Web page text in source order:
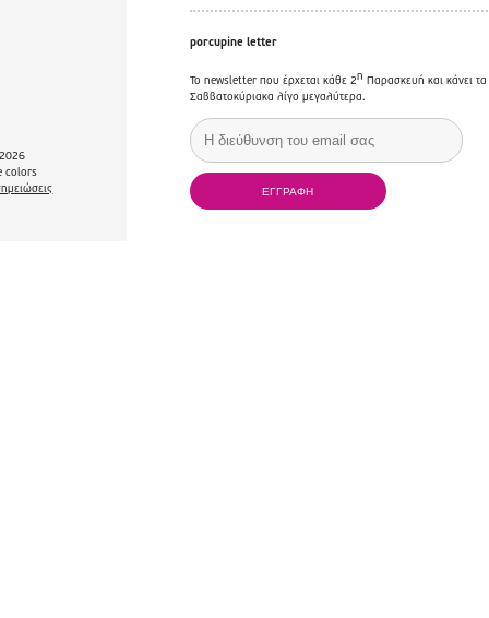
colors
porcupine letter
Το newsletter που έρχεται κάθε 2η Παρασκευή και κάνει τα
Σαββατοκύριακα λίγο μεγαλύτερα.